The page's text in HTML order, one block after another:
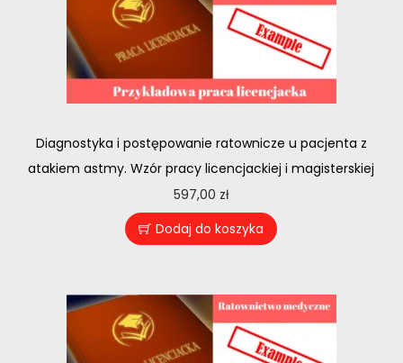
Diagnostyka i postępowanie ratownicze u pacjenta z
atakiem astmy. Wzór pracy licencjackiej i magisterskiej
597,00 zł
Dodaj do koszyka